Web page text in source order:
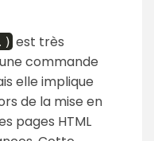
) est très
commande
elle implique
de la mise en
pages HTML